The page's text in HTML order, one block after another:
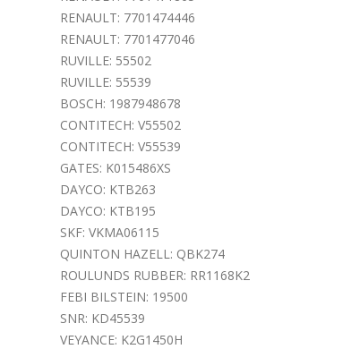
RENAULT: 7701474446
RENAULT: 7701477046
RUVILLE: 55502
RUVILLE: 55539
BOSCH: 1987948678
CONTITECH: V55502
CONTITECH: V55539
GATES: K015486XS
DAYCO: KTB263
DAYCO: KTB195
SKF: VKMA06115
QUINTON HAZELL: QBK274
ROULUNDS RUBBER: RR1168K2
FEBI BILSTEIN: 19500
SNR: KD45539
VEYANCE: K2G1450H